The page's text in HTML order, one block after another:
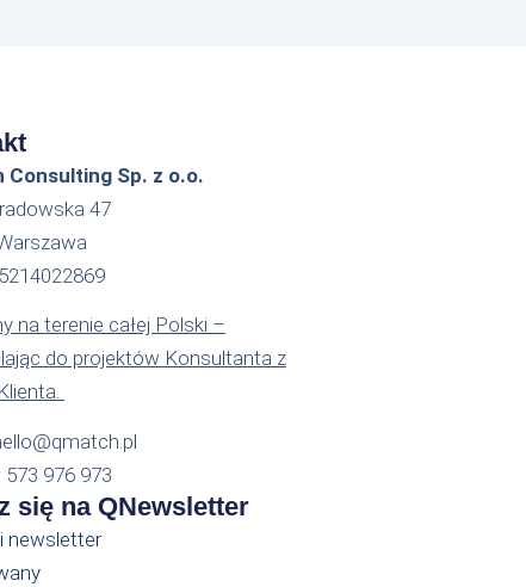
Consulting Sp. z o.o.
47
na terenie całej Polski –
do projektów Konsultanta z
573 976 973
się na QNewsletter
newsletter